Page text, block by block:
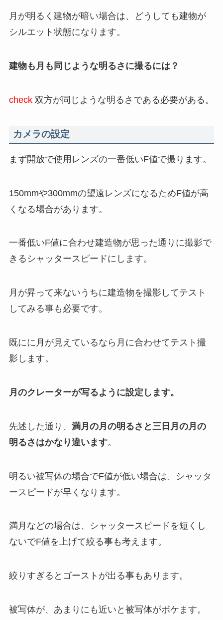
月が明るく建物が暗い場合は、どうしても建物が
シルエット状態になります。
建物も月も同じような明るさに撮るには？
check双方が同じような明るさである必要がある。
カメラの設定
まず開放で使用レンズの一番低いF値で撮ります。
150mmや300mmの望遠レンズになるためF値が高
くなる場合があります。
一番低いF値に合わせ建造物が思った通りに撮影で
きるシャッタースピードにします。
月が昇って来ないうちに建造物を撮影してテスト
してみる事も必要です。
既にに月が見えているなら月に合わせてテスト撮
影します。
月のクレーターが写るように設定します。
先述した通り、 満月の月の明るさと三日月の月の
明るさはかなり違います。
明るい被写体の場合でF値が低い場合は、シャッタ
ースピードが早くなります。
満月などの場合は、シャッタースピードを短くし
ないでF値を上げて絞る事も考えます。
絞りすぎるとゴーストが出る事もあります。
被写体が、あまりにも近いと被写体がボケます。